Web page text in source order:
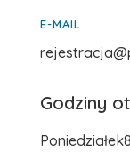
E-MAIL
Godziny
Poniedziałek